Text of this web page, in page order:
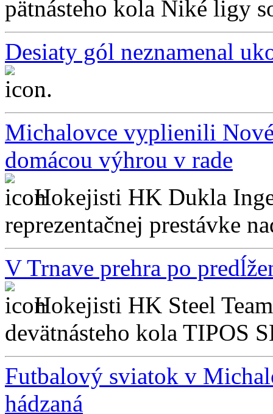
pätnásteho kola Niké ligy
Desiaty gól neznamenal
...
Michalovce vyplienili
domácou výhrou v rade
Hokejisti HK Dukla
reprezentačnej prestávke
V Trnave prehra po
Hokejisti HK Steel
devätnásteho kola TIPOS
Futbalový sviatok v
hádzaná